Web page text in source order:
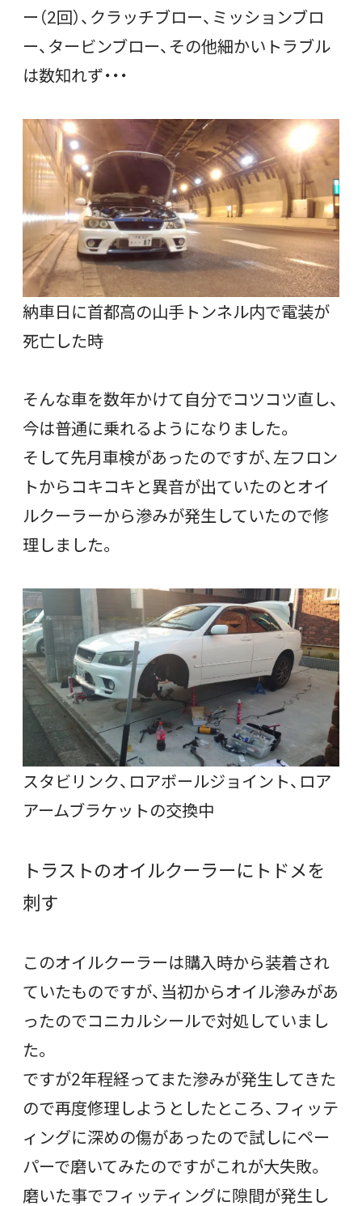
ー（2回）、クラッチブロー、ミッションブロ
ー、タービンブロー、その他細かいトラブル
は数知れず・・・
納車日に首都高の山手トンネル内で電装が
死亡した時
そんな車を数年かけて自分でコツコツ直し、
今は普通に乗れるようになりました。
そして先月車検があったのですが、左フロン
トからコキコキと異音が出ていたのとオイ
ルクーラーから滲みが発生していたので修
理しました。
スタビリンク、ロアボールジョイント、ロア
アームブラケットの交換中
トラストのオイルクーラーにトドメを
刺す
このオイルクーラーは購入時から装着され
ていたものですが、当初からオイル滲みがあ
ったのでコニカルシールで対処していまし
た。
ですが2年程経ってまた滲みが発生してきた
ので再度修理しようとしたところ、フィッテ
ィングに深めの傷があったので試しにペー
パーで磨いてみたのですがこれが大失敗。
磨いた事でフィッティングに隙間が発生し